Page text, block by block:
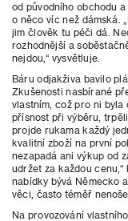
od původního obchodu
o něco víc než dámská.
jim člověk tu péči dá.
rozhodnější a
nejdou,“ vysvětluje.
Báru odjakživa bavilo
Zkušenosti nasbírané
vlastním, což pro ni byla
přísnost při výběru,
projde rukama každý
kvalitní zboží na první
nezapadá ani výkup od
udržet za každou
nabídky bývá Německo
věci, často téměř
Na provozování